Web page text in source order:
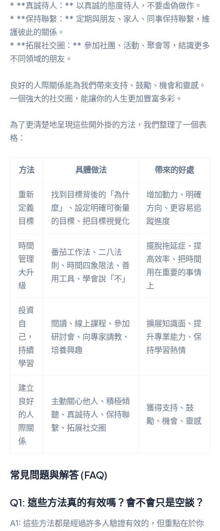
* **真誠待人：** 以真誠的態度待人，不要虛偽做作。
* **保持聯繫：** 定期與朋友、家人、同事保持聯繫，維
護彼此的關係。
* **拓展社交圈：** 參加社團、活動、聚會等，結識更多
不同領域的朋友。
良好的人際關係能為我們帶來支持、鼓勵、機會和靈感。
一個強大的社交圈，能讓你的人生更加豐富多彩。
為了更清楚地呈現這些開外掛的方法，我們整理了一個表
格：
方法 具體做法 帶來的好處
重新
定義
目標
找到目標背後的「為什
麼」、設定明確可衡量
的目標、把目標視覺化
增加動力、明確
方向、更容易追
蹤進度
時間
管理
大升
級
番茄工作法、二八法
則、時間四象限法、善
用工具、學會說「不」
擺脫拖延症、提
高效率、把時間
用在重要的事情
上
投資
自
己，
持續
學習
閱讀、線上課程、參加
研討會、向專家請教、
培養興趣
擴展知識面、提
升專業能力、保
持學習熱情
建立
良好
的人
際關
係
主動關心他人、積極傾
聽、真誠待人、保持聯
繫、拓展社交圈
獲得支持、鼓
勵、機會、靈感
常見問題與解答 (FAQ)
Q1: 這些方法真的有效嗎？會不會只是空談？
A1: 這些方法都是經過許多人驗證有效的，但重點在於你